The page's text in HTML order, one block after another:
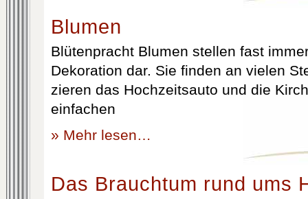
Blumen
Blütenpracht Blumen stellen fast
Dekoration dar. Sie finden an vielen
zieren das Hochzeitsauto und die
einfachen
» Mehr lesen…
Das Brauchtum rund ums